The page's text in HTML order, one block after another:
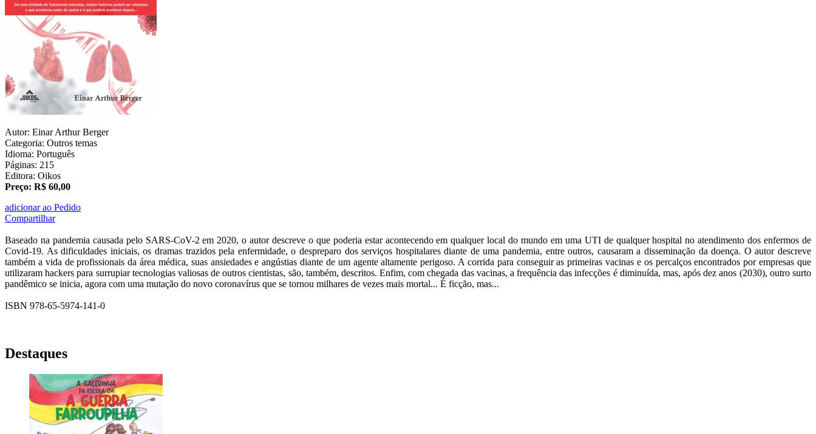
Autor: Einar Arthur Berger
Categoria: Outros temas
Idioma: Português
Páginas: 215
Editora: Oikos
Preço: R$ 60,00
adicionar ao Pedido
Compartilhar
Baseado na pandemia causada pelo SARS-CoV-2 em 2020, o autor descreve o que poderia estar acontecendo em qualquer local do mundo em uma UTI de qualquer hospital no atendimento dos enfermos de
Covid-19. As dificuldades iniciais, os dramas trazidos pela enfermidade, o despreparo dos serviços hospitalares diante de uma pandemia, entre outros, causaram a disseminação da doença. O autor descreve
também a vida de profissionais da área médica, suas ansiedades e angústias diante de um agente altamente perigoso. A corrida para conseguir as primeiras vacinas e os percalços encontrados por empresas que
utilizaram hackers para surrupiar tecnologias valiosas de outros cientistas, são, também, descritos. Enfim, com chegada das vacinas, a frequência das infecções é diminuída, mas, após dez anos (2030), outro surto
pandêmico se inicia, agora com uma mutação do novo coronavírus que se tornou milhares de vezes mais mortal... É ficção, mas...
ISBN 978-65-5974-141-0
Destaques